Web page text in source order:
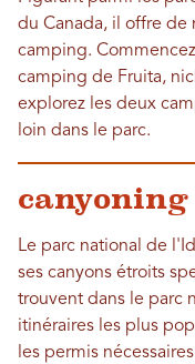
du Canada, il offre
camping.
camping de Fruita,
explorez les deux
loin dans le parc.
canyoning
Le parc national de
ses canyons étroits
trouvent dans le parc
itinéraires les plus
les permis